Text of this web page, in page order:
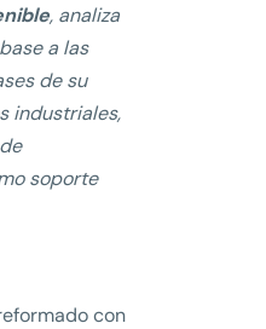
, analiza
a las
de su
industriales,
soporte
con